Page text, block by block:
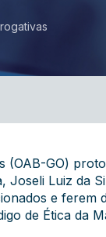
(OAB-GO)
Joseli Luiz da
e ferem
de Ética da